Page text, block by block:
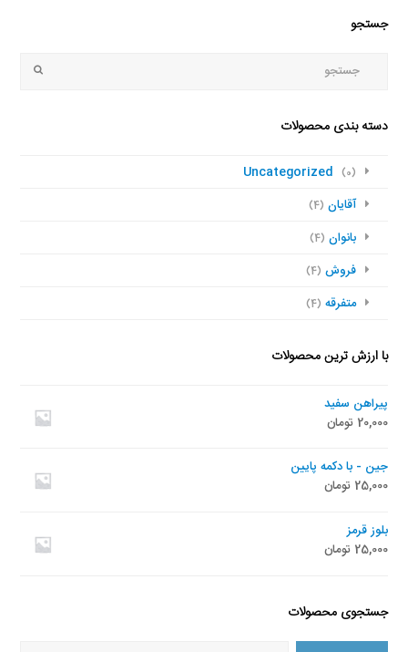
جستجو
دسته بندی محصولات
Uncategorized (0)
آقایان (4)
بانوان (4)
فروش (4)
متفرقه (4)
با ارزش ترین محصولات
پیراهن سفید
20,000 تومان
جین - با دکمه پایین
25,000 تومان
بلوز قرمز
25,000 تومان
جستجوی محصولات